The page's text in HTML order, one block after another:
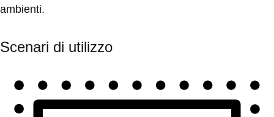
ambienti.
Scenari di utilizzo